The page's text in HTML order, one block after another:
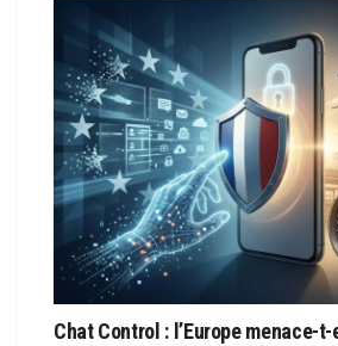
Chat Control : l’Europe menace-